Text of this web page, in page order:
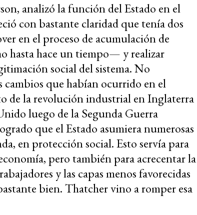
analizó la función del Estado en el
con bastante claridad que tenía dos
en el proceso de acumulación de
hasta hace un tiempo— y realizar
social del sistema. No
cambios que habían ocurrido en el
de la revolución industrial en Inglaterra
luego de la Segunda Guerra
que el Estado asumiera numerosas
en protección social. Esto servía para
pero también para acrecentar la
y las capas menos favorecidas
bien. Thatcher vino a romper esa